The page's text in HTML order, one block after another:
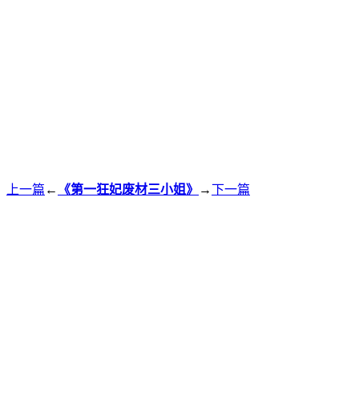
上一篇 ← 《第一狂妃废材三小姐》 →下一篇